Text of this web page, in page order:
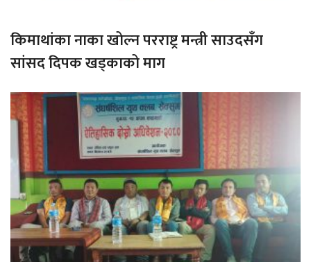
किमाथांका नाका खोल्न परराष्ट्र मन्त्री साउदसँग
सांसद दिपक खड्काको माग